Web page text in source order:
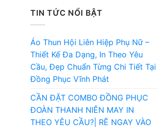
TIN TỨC NỔI BẬT
Áo Thun Hội Liên Hiệp Phụ Nữ –
Thiết Kế Đa Dạng, In Theo Yêu
Cầu, Đẹp Chuẩn Từng Chi Tiết Tại
Đồng Phục Vĩnh Phát
CẦN ĐẶT COMBO ĐỒNG PHỤC
ĐOÀN THANH NIÊN MAY IN
THEO YÊU CẦU?| RẼ NGAY VÀO